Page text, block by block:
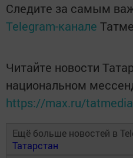
Следите за самым
Telegram-канале
Читайте новости
национальном
https://max.ru/tatmedia
Ещё больше новостей в
Татарстан